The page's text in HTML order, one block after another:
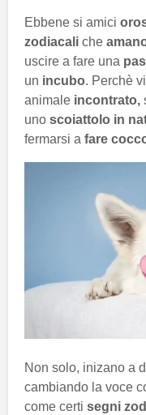
Ebbene si amici
zodiacali che
uscire a fare una
un incubo. Perchè
animale incontrato,
uno scoiattolo in
fermarsi a fare
Non solo, inizano a
cambiando la voce
come certi segni